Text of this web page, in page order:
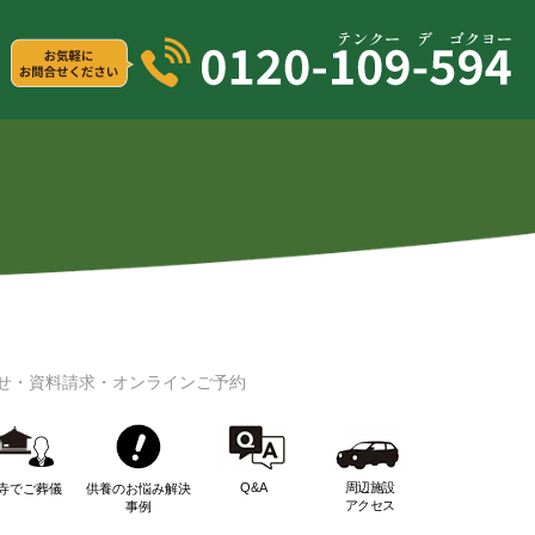
・資料請求・オンラインご予約
でご葬儀
供養のお悩み解決
事例
Q&A
周辺施設
アクセス